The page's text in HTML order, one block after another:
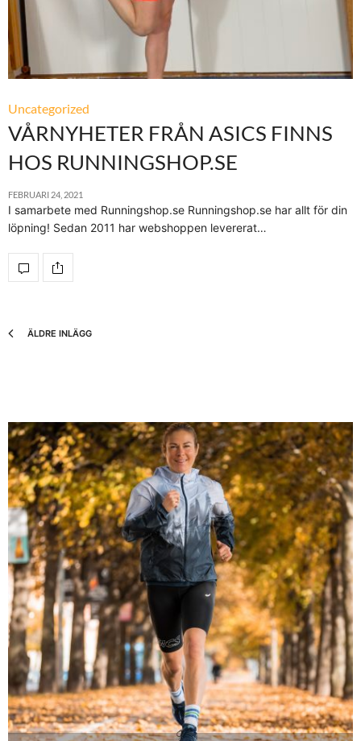
Uncategorized
VÅRNYHETER FRÅN ASICS FINNS
HOS RUNNINGSHOP.SE
FEBRUARI 24, 2021
I samarbete med Runningshop.se Runningshop.se har allt för din
löpning! Sedan 2011 har webshoppen levererat…
ÄLDRE INLÄGG